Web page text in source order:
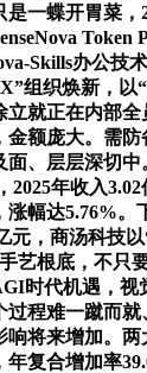
是一蝶开胃菜
Token
Skills办公技
组织焕新，以
立就正在内部
金额庞大。需
、层层深切中
2025年收入
涨幅达5.76%
元，商汤科技
艺根底，不只
时代机遇，
过程难一蹴而
响将来增加。
年复合增加率